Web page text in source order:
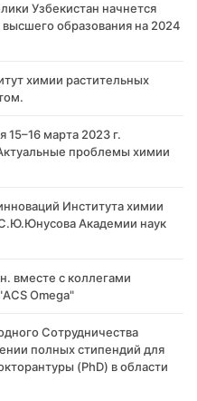
Узбекистан начнется
образования на 2024
химии растительных
марта 2023 г.
проблемы химии
Института химии
Академии наук
вместе с коллегами
Omega"
Сотрудничества
полных стипендий для
(PhD) в области